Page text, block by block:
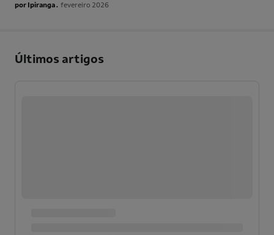
por Ipiranga . fevereiro 2026
Últimos artigos